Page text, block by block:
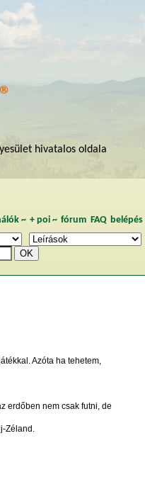
hivatalos oldala
~ + poi~ fórum FAQ belépés
Azóta ha tehetem,
erdőben nem csak futni, de
Zéland.